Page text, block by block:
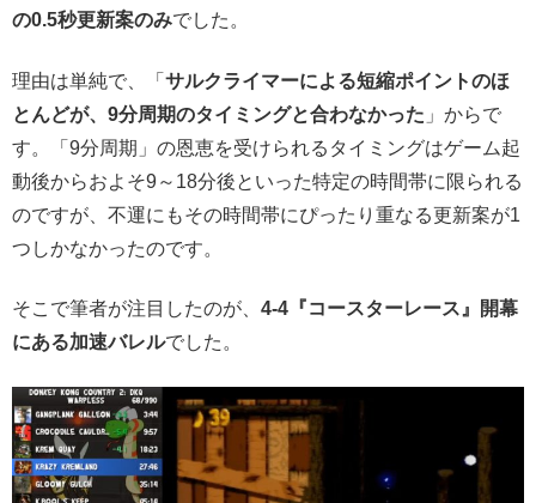
の0.5秒更新案のみでした。
理由は単純で、「 サルクライマーによる短縮ポイントのほ
とんどが、9分周期のタイミングと合わなかった 」からで
す。「9分周期」の恩恵を受けられるタイミングはゲーム起
動後からおよそ9～18分後といった特定の時間帯に限られる
のですが、不運にもその時間帯にぴったり重なる更新案が1
つしかなかったのです。
そこで筆者が注目したのが、 4-4『コースターレース』開幕
にある加速バレルでした。